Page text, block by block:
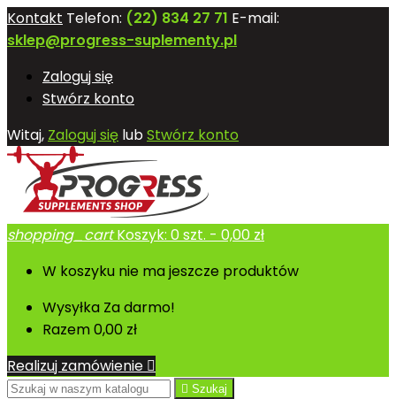
Kontakt Telefon: (22) 834 27 71 E-mail:
sklep@progress-suplementy.pl
Zaloguj się
Stwórz konto
Witaj, Zaloguj się lubStwórz konto
shopping_cart Koszyk: 0szt. - 0,00 zł
W koszyku nie ma jeszcze produktów
Wysyłka Za darmo!
Razem0,00 zł
Realizuj zamówienie 
 Szukaj